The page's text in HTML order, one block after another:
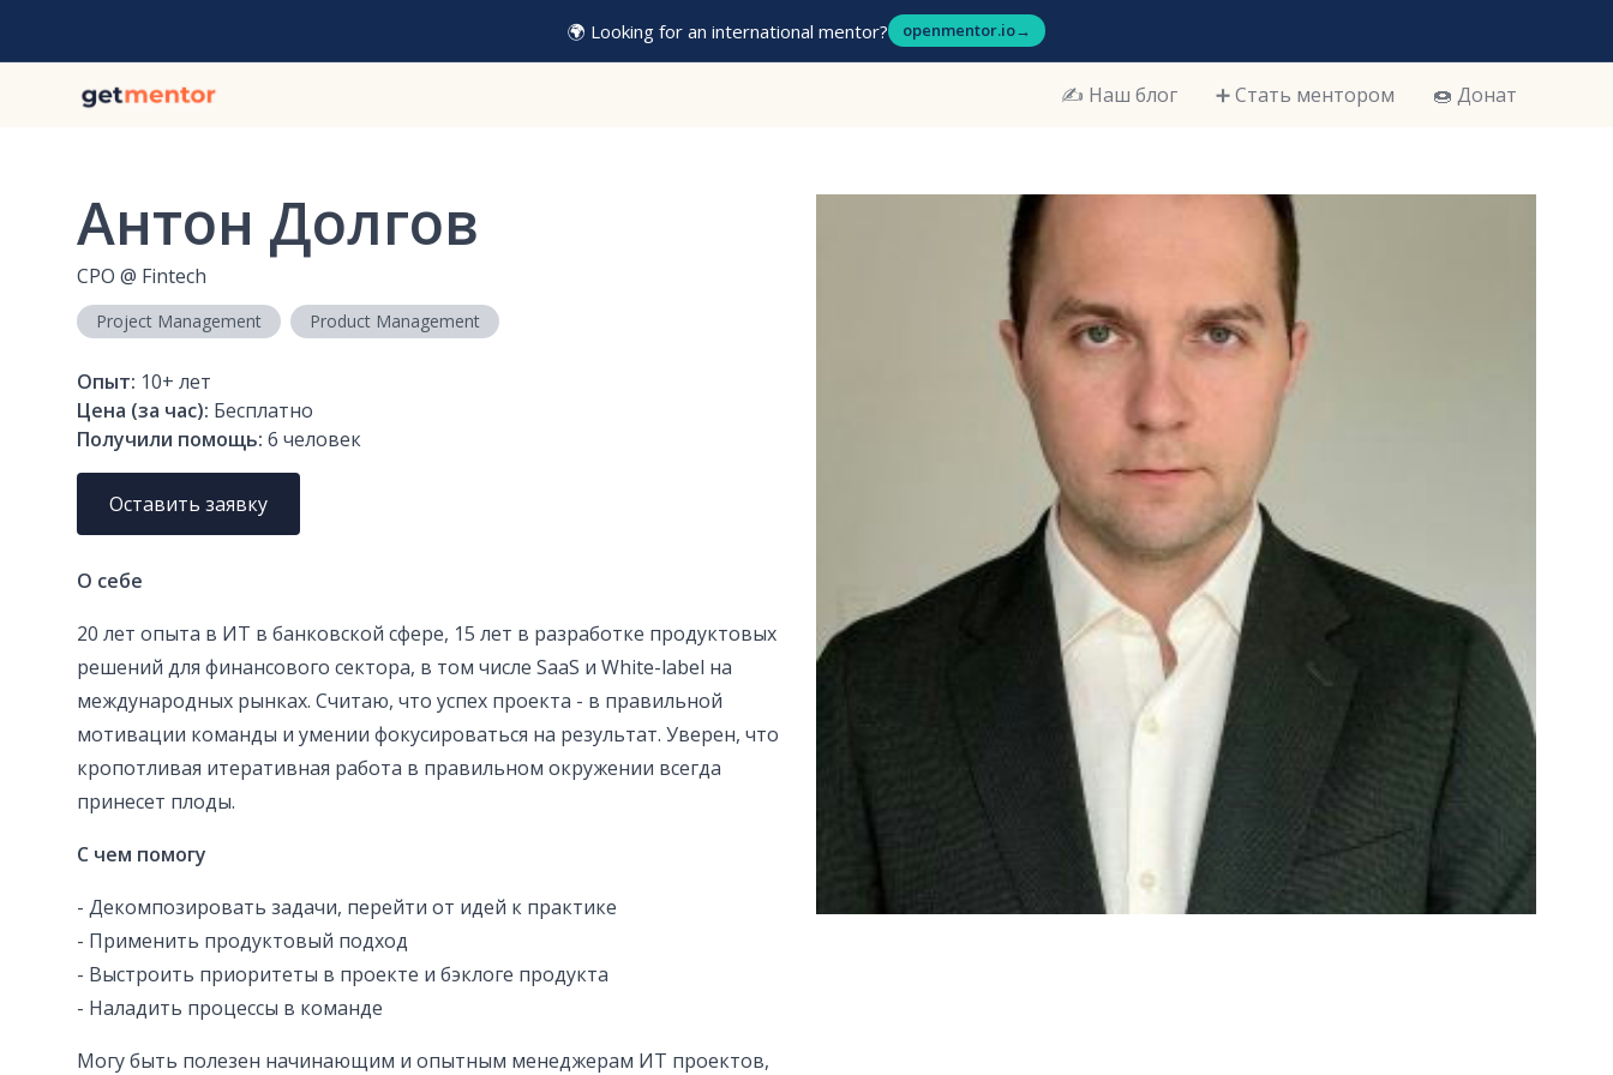
🌍 Looking for an international mentor? openmentor.io→
✍️ Наш блог ➕ Стать ментором 🍩 Донат
Антон Долгов
CPO @ Fintech
Project Management Product Management
Опыт: 10+ лет
Цена (за час): Бесплатно
Получили помощь: 6 человек
Оставить заявку
О себе
20 лет опыта в ИТ в банковской сфере, 15 лет в разработке продуктовых
решений для финансового сектора, в том числе SaaS и White-label на
международных рынках. Считаю, что успех проекта - в правильной
мотивации команды и умении фокусироваться на результат. Уверен, что
кропотливая итеративная работа в правильном окружении всегда
принесет плоды.
С чем помогу
- Декомпозировать задачи, перейти от идей к практике
- Применить продуктовый подход
- Выстроить приоритеты в проекте и бэклоге продукта
- Наладить процессы в команде
Могу быть полезен начинающим и опытным менеджерам ИТ проектов,